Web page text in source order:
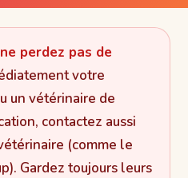
perdez pas de
votre
un vétérinaire de
contactez aussi
(comme le
Gardez toujours leurs